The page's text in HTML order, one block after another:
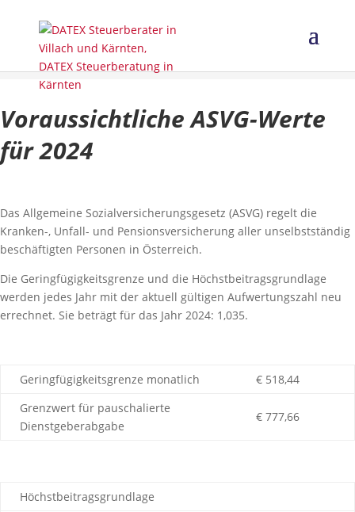
Voraussichtliche ASVG-Werte
für 2024
Das Allgemeine Sozialversicherungsgesetz (ASVG) regelt die
Kranken-, Unfall- und Pensionsversicherung aller unselbstständig
beschäftigten Personen in Österreich.
Die Geringfügigkeitsgrenze und die Höchstbeitragsgrundlage
werden jedes Jahr mit der aktuell gültigen Aufwertungszahl neu
errechnet. Sie beträgt für das Jahr 2024: 1,035.
Geringfügigkeitsgrenze monatlich
€ 518,44
Grenzwert für pauschalierte
Dienstgeberabgabe
€ 777,66
Höchstbeitragsgrundlage